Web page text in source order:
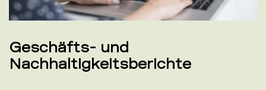
Geschäfts- und
Nachhaltigkeitsberichte